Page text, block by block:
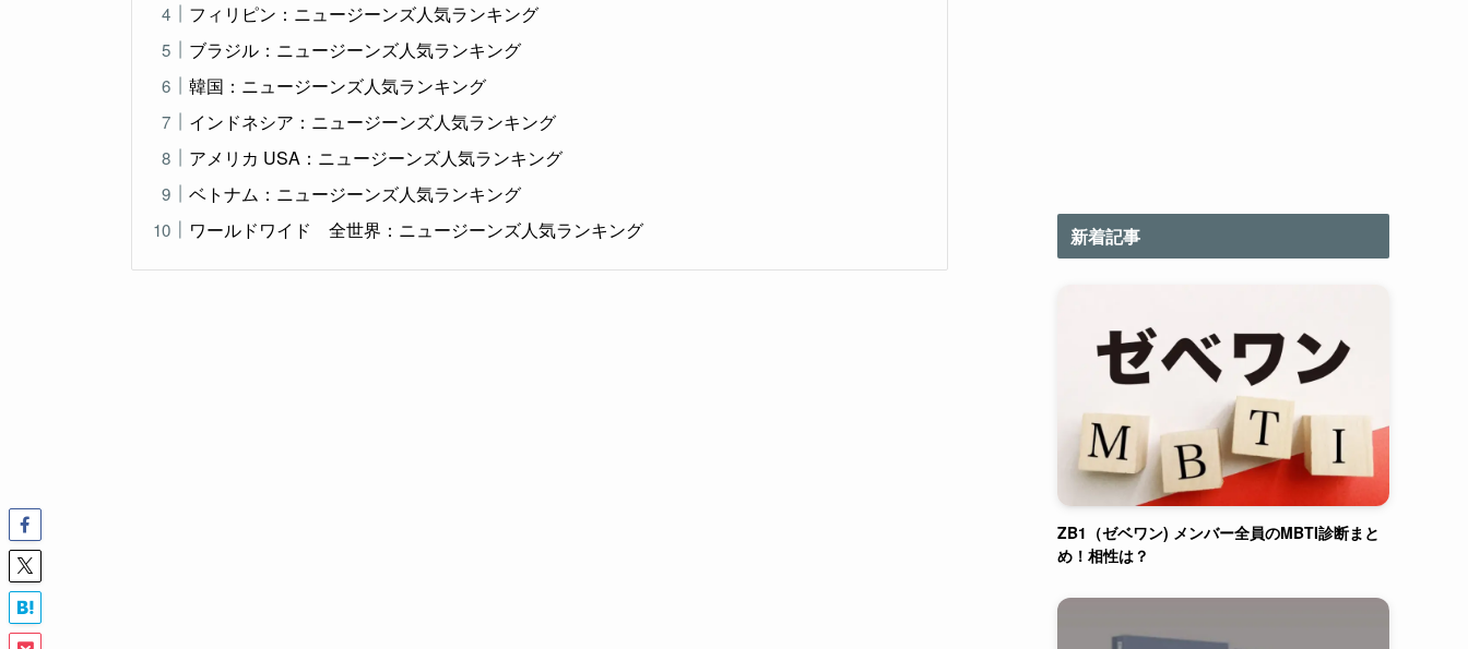
フィリピン：ニュージーンズ人気ランキング
ブラジル：ニュージーンズ人気ランキング
韓国：ニュージーンズ人気ランキング
インドネシア：ニュージーンズ人気ランキング
アメリカ USA：ニュージーンズ人気ランキング
ベトナム：ニュージーンズ人気ランキング
ワールドワイド 全世界：ニュージーンズ人気ランキング
新着記事
ZB1（ゼベワン) メンバー全員のMBTI診断まと
め！相性は？